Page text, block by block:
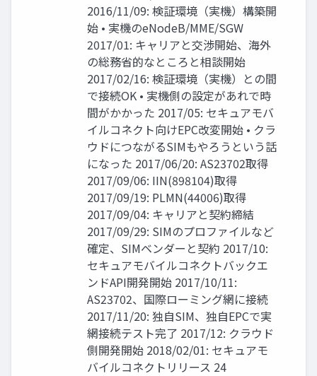
2016/11/09: 検証環境（実機）構築開
始 • 実機のeNodeB/MME/SGW
2017/01: キャリアと交渉開始、海外
の総務省的なところと相談開始
2017/02/16: 検証環境（実機）との間
で接続OK • 実機側の設定があれで時
間がかかった 2017/05: セキュアモバ
イルコネクト向けEPC改変開始 • クラ
ウドにつながるSIMもやろうという話
になった 2017/06/20: AS23702取得
2017/09/06: IIN(898104)取得
2017/09/19: PLMN(44006)取得
2017/09/04: キャリアと契約締結
2017/09/29: SIMのプロファイルなど
確定、SIMベンダーと契約 2017/10:
セキュアモバイルコネクトバックエ
ンドAPI開発開始 2017/10/11:
AS23702、国際ローミング網に接続
2017/11/20: 独自SIM、独自EPCで実
網接続テスト完了 2017/12: クラウド
側開発開始 2018/02/01: セキュアモ
バイルコネクトリリース 24